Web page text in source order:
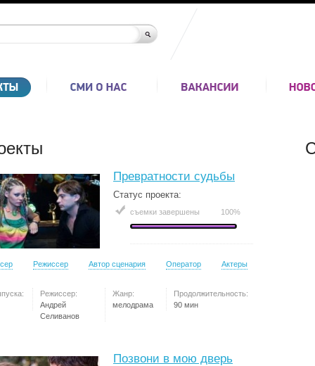
Превратности судьбы
Статус проекта:
съемки завершены 100%
Режиссер Автор сценария Оператор Актеры
Режиссер:
Андрей
Селиванов
Жанр:
мелодрама
Продолжительность:
90 мин
Позвони в мою дверь